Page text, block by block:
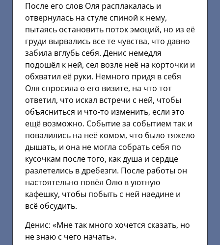
После его слов Оля расплакалась и
отвернулась на стуле спиной к нему,
пытаясь остановить поток эмоций, но из её
груди вырвались все те чувства, что давно
забила вглубь себя. Денис немедля
подошёл к ней, сел возле неё на корточки и
обхватил её руки. Немного придя в себя
Оля спросила о его визите, на что тот
ответил, что искал встречи с ней, чтобы
объясниться и что-то изменить, если это
ещё возможно. Событие за событием так и
повалились на неё комом, что было тяжело
дышать, и она не могла собрать себя по
кусочкам после того, как душа и сердце
разлетелись в дребезги. После работы он
настоятельно повёл Олю в уютную
кафешку, чтобы побыть с ней наедине и
всё обсудить.
Денис: «Мне так много хочется сказать, но
не знаю с чего начать».